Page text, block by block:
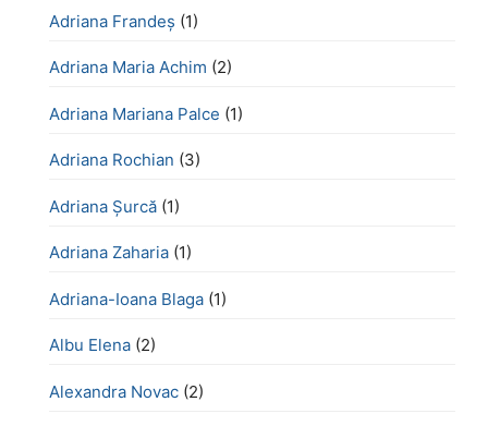
Adriana Frandeș (1)
Adriana Maria Achim (2)
Adriana Mariana Palce (1)
Adriana Rochian (3)
Adriana Șurcă (1)
Adriana Zaharia (1)
Adriana-Ioana Blaga (1)
Albu Elena (2)
Alexandra Novac (2)